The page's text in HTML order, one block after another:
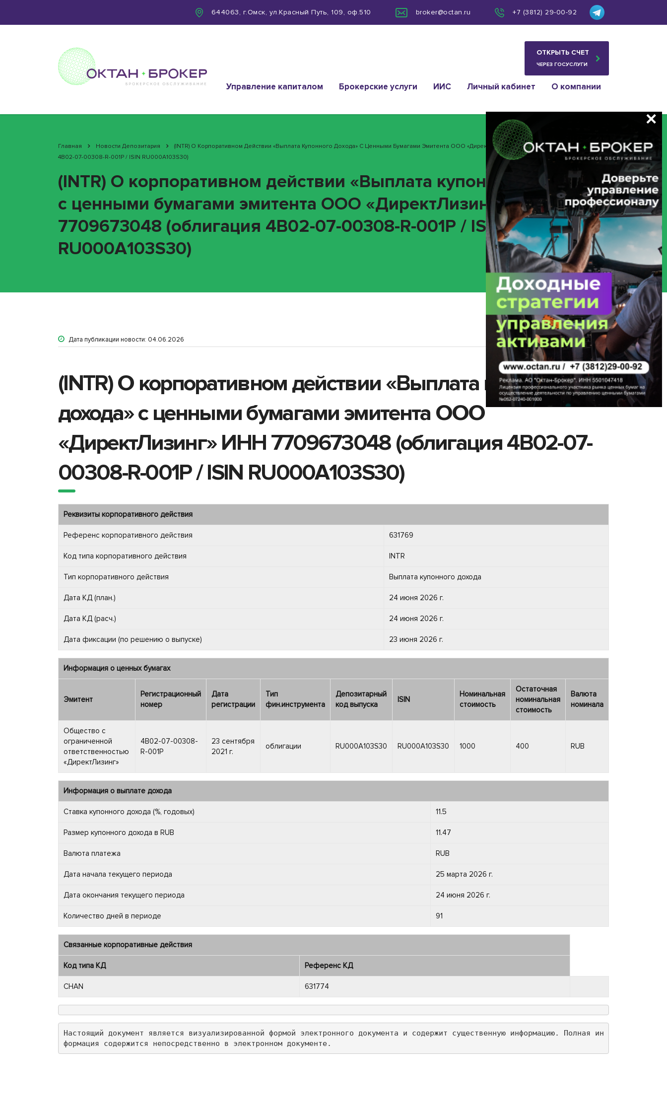
644063, г.Омск, ул.Красный Путь, 109, оф.510 broker@octan.ru +7 (3812) 29-00-92
ОТКРЫТЬ СЧЕТ
ЧЕРЕЗ ГОСУСЛУГИ
Управление капиталом Брокерские услуги ИИС Личный кабинет О компании
Главная Новости Депозитария
(INTR) О Корпоративном Действии «Выплата Купонного Дохода» С Ценными Бумагами Эмитента ООО «ДиректЛизинг» ИНН 7709673048 (облигация
4B02-07-00308-R-001P / ISIN RU000A103S30)
(INTR) О корпоративном действии «Выплата купонного дохода»
с ценными бумагами эмитента ООО «ДиректЛизинг» ИНН
7709673048 (облигация 4B02-07-00308-R-001P / ISIN
RU000A103S30)
Дата публикации новости: 04.06.2026
(INTR) О корпоративном действии «Выплата купонного
дохода» с ценными бумагами эмитента ООО
«ДиректЛизинг» ИНН 7709673048 (облигация 4B02-07-
00308-R-001P / ISIN RU000A103S30)
Реквизиты корпоративного действия
Референс корпоративного действия 631769
Код типа корпоративного действия INTR
Тип корпоративного действия Выплата купонного дохода
Дата КД (план.) 24 июня 2026 г.
Дата КД (расч.) 24 июня 2026 г.
Дата фиксации (по решению о выпуске) 23 июня 2026 г.
Информация о ценных бумагах
Эмитент
Регистрационный
номер
Дата
регистрации
Тип
фин.инструмента
Депозитарный
код выпуска
ISIN
Номинальная
стоимость
Остаточная
номинальная
стоимость
Валюта
номинала
Общество с
ограниченной
ответственностью
«ДиректЛизинг»
4B02-07-00308-
R-001P
23 сентября
2021 г.
облигации RU000A103S30 RU000A103S30 1000 400 RUB
Информация о выплате дохода
Ставка купонного дохода (%, годовых) 11.5
Размер купонного дохода в RUB 11.47
Валюта платежа RUB
Дата начала текущего периода 25 марта 2026 г.
Дата окончания текущего периода 24 июня 2026 г.
Количество дней в периоде 91
Связанные корпоративные действия
Код типа КД Референс КД
CHAN 631774
Настоящий документ является визуализированной формой электронного документа и содержит существенную информацию. Полная ин
формация содержится непосредственно в электронном документе.